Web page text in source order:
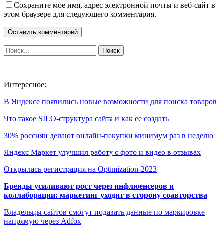
Сохраните мое имя, адрес электронной почты и веб-сайт в
этом браузере для следующего комментария.
Интересное:
В Яндексе появились новые возможности для поиска товаров
Что такое SILO-структура сайта и как ее создать
30% россиян делают онлайн-покупки минимум раз в неделю
Яндекс Маркет улучшил работу с фото и видео в отзывах
Открылась регистрация на Optimization-2023
Бренды усиливают рост через инфлюенсеров и
коллаборации: маркетинг уходит в сторону соавторства
Владельцы сайтов смогут подавать данные по маркировке
напрямую через Adfox